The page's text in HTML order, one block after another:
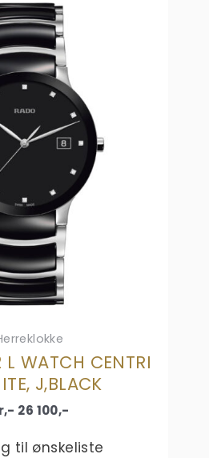
WATCH CENTRI
J,BLACK
26 100,-
til ønskeliste